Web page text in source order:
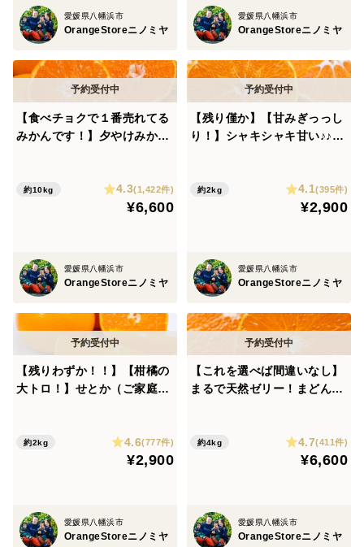
愛媛県八幡浜市
OrangeStoreニノミヤ
愛媛県八幡浜市
OrangeStoreニノミヤ
【食べチョクで１番売れてる
みかんです！】夕やけみかん
約10kg 4.3(1,422件)
¥6,600
愛媛県八幡浜市
OrangeStoreニノミヤ
【残り僅か】【甘みぎっっし
り！】シャキシャキ甘い♪♪
約2kg 4.1(395件)
¥2,900
愛媛県八幡浜市
OrangeStoreニノミヤ
【残りわずか！！】【柑橘の
大トロ！】せとか（ご家庭
約2kg 4.6(777件)
¥2,900
愛媛県八幡浜市
OrangeStoreニノミヤ
【これを選べば間違いなし】
まるで天然ゼリー！まどんな
約4kg 4.7(411件)
¥6,600
愛媛県八幡浜市
OrangeStoreニノミヤ